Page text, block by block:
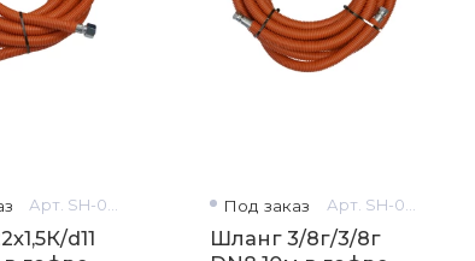
d11
Под заказ
Шланг 3/8г/3/8г